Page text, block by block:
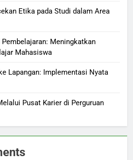
Etika pada Studi dalam Area
Meningkatkan
Mahasiswa
Lapangan: Implementasi Nyata
Pusat Karier di Perguruan